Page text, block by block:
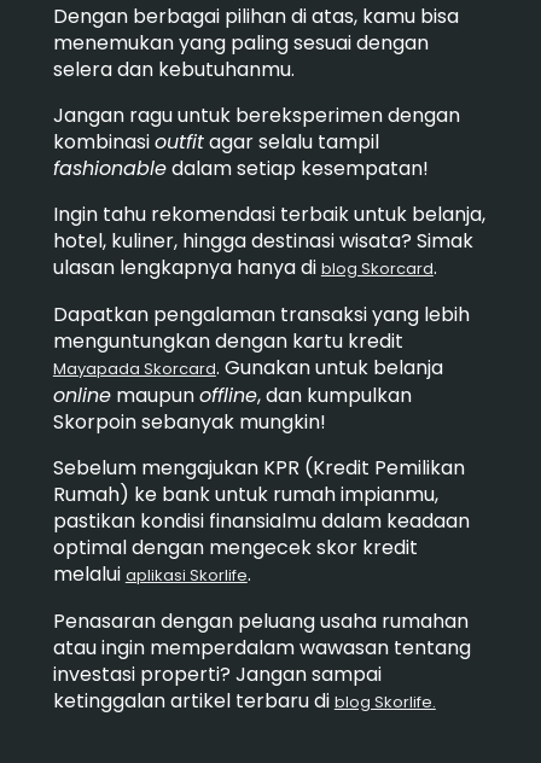
Dengan berbagai pilihan di atas, kamu bisa
menemukan yang paling sesuai dengan
selera dan kebutuhanmu.
Jangan ragu untuk bereksperimen dengan
kombinasioutfitagar selalu tampil
fashionabledalam setiap kesempatan!
Ingin tahu rekomendasi terbaik untuk belanja,
hotel, kuliner, hingga destinasi wisata? Simak
ulasan lengkapnya hanya di blog Skorcard.
Dapatkan pengalaman transaksi yang lebih
menguntungkan dengan kartu kredit
Mayapada Skorcard. Gunakan untuk belanja
onlinemaupunoffline, dan kumpulkan
Skorpoin sebanyak mungkin!
Sebelum mengajukan KPR (Kredit Pemilikan
Rumah) ke bank untuk rumah impianmu,
pastikan kondisi finansialmu dalam keadaan
optimal dengan mengecek skor kredit
melalui aplikasi Skorlife.
Penasaran dengan peluang usaha rumahan
atau ingin memperdalam wawasan tentang
investasi properti? Jangan sampai
ketinggalan artikel terbaru di blog Skorlife.